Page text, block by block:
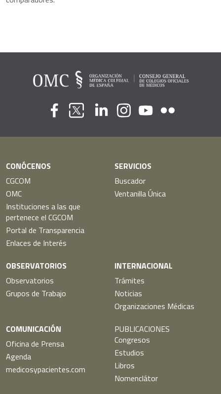
CONÓCENOS
CGCOM
OMC
Instituciones a las que
pertenece el CGCOM
Portal de Transparencia
Enlaces de Interés
SERVICIOS
Buscador
Ventanilla Única
OBSERVATORIOS
Observatorios
Grupos de Trabajo
INTERNACIONAL
Trámites
Noticias
Organizaciones Médicas
COMUNICACIÓN
Oficina de Prensa
Agenda
medicosypacientes.com
PUBLICACIONES
Congresos
Estudios
Libros
Nomenclátor